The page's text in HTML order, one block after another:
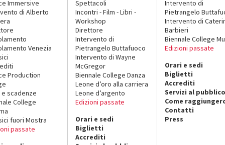
Immersive
di Alberto
Venezia
Production
e scadenze
College
fuori Mostra
passate
Spettacoli
Incontri - Film - Libri -
Workshop
Direttore
Intervento di
Pietrangelo Buttafuoco
Intervento di Wayne
McGregor
Biennale College Danza
Leone d’oro alla carriera
Leone d’argento
Edizioni passate
Orari e sedi
Biglietti
Accrediti
Intervento di
Pietrangelo
Intervento di
Barbieri
Biennale College
Edizioni passate
Orari e sedi
Biglietti
Accrediti
Servizi al pubblico
Come
Contatti
Press